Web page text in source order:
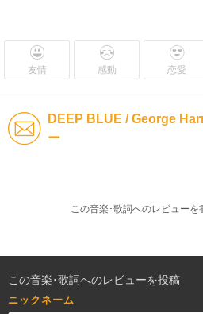
友情 感動 恋愛
DEEP BLUE / George
ー
この音楽･歌詞へのレビューを
この音楽･歌詞へのレビューを投稿
ニックネーム